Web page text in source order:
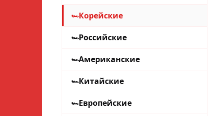
Корейские
Российские
Американские
Китайские
Европейские